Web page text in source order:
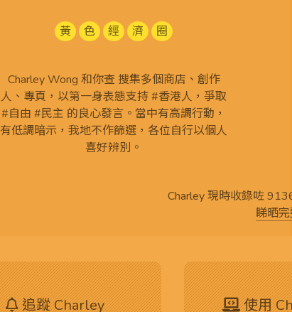
黃 色 經 濟 圈
Charley Wong 和你查 搜集多個商店、創作
人、專頁，以第一身表態支持 #香港人，爭取
#自由 #民主 的良心發言。當中有高調行動，
有低調暗示，我地不作篩選，各位自行以個人
喜好辨別。
Charley 現時收錄咗
睇晒
追蹤 Charley 使用